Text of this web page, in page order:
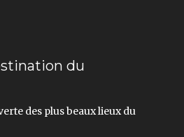
du
des plus beaux lieux du